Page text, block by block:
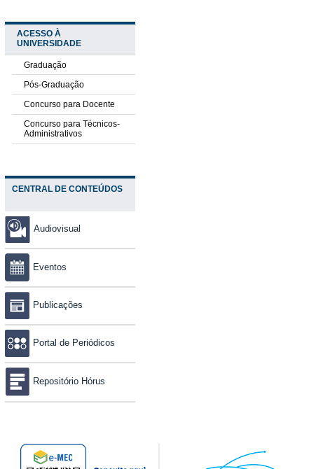
ACESSO À
UNIVERSIDADE
Graduação
Pós-Graduação
Concurso para Docente
Concurso para Técnicos-
Administrativos
CENTRAL DE CONTEÚDOS
Audiovisual
Eventos
Publicações
Portal de Periódicos
Repositório Hórus